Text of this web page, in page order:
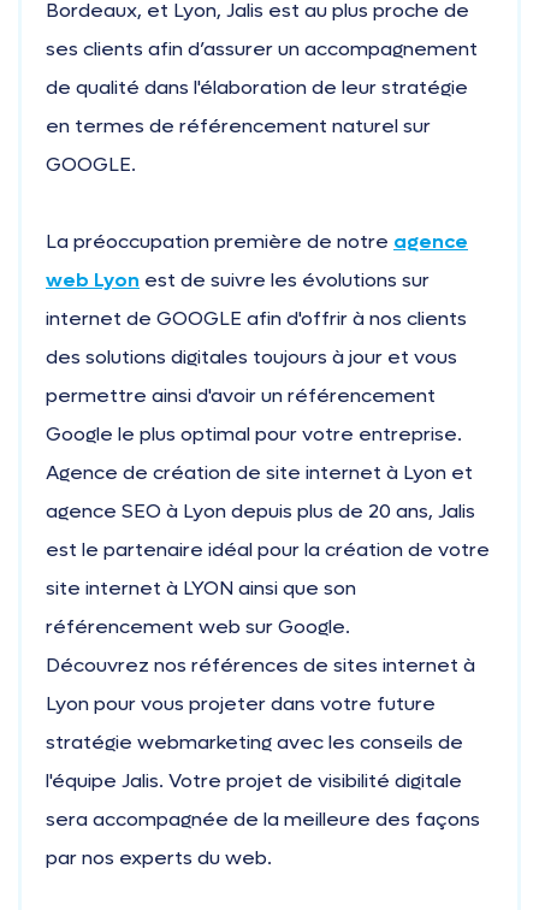
Bordeaux, et Lyon, Jalis est au plus proche de
ses clients afin d’assurer un accompagnement
de qualité dans l'élaboration de leur stratégie
en termes de référencement naturel sur
GOOGLE.
La préoccupation première de notre agence
web Lyon est de suivre les évolutions sur
internet de GOOGLE afin d'offrir à nos clients
des solutions digitales toujours à jour et vous
permettre ainsi d'avoir un référencement
Google le plus optimal pour votre entreprise.
Agence de création de site internet à Lyon et
agence SEO à Lyon depuis plus de 20 ans, Jalis
est le partenaire idéal pour la création de votre
site internet à LYON ainsi que son
référencement web sur Google.
Découvrez nos références de sites internet à
Lyon pour vous projeter dans votre future
stratégie webmarketing avec les conseils de
l'équipe Jalis. Votre projet de visibilité digitale
sera accompagnée de la meilleure des façons
par nos experts du web.